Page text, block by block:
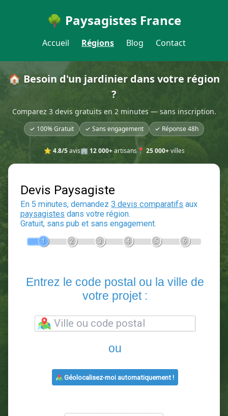
🌳 Paysagistes France
Accueil Régions Blog Contact
🏠 Besoin d'un jardinier dans votre région
?
Comparez 3 devis gratuits en 2 minutes — sans inscription.
✓ 100% Gratuit ✓ Sans engagement ✓ Réponse 48h
⭐ 4.8/5avis🏢 12 000+artisans📍 25 000+villes
Devis Paysagiste
En 5 minutes, demandez3 devis comparatifs
2 3
Entrez le code postal ou la